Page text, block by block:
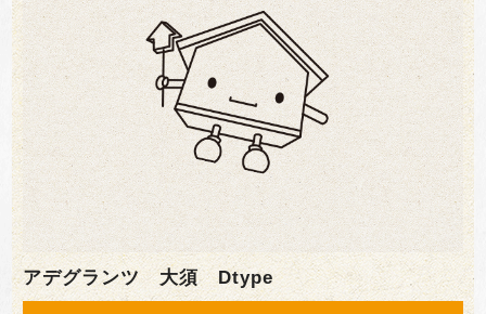
アデグランツ 大須 Dtype